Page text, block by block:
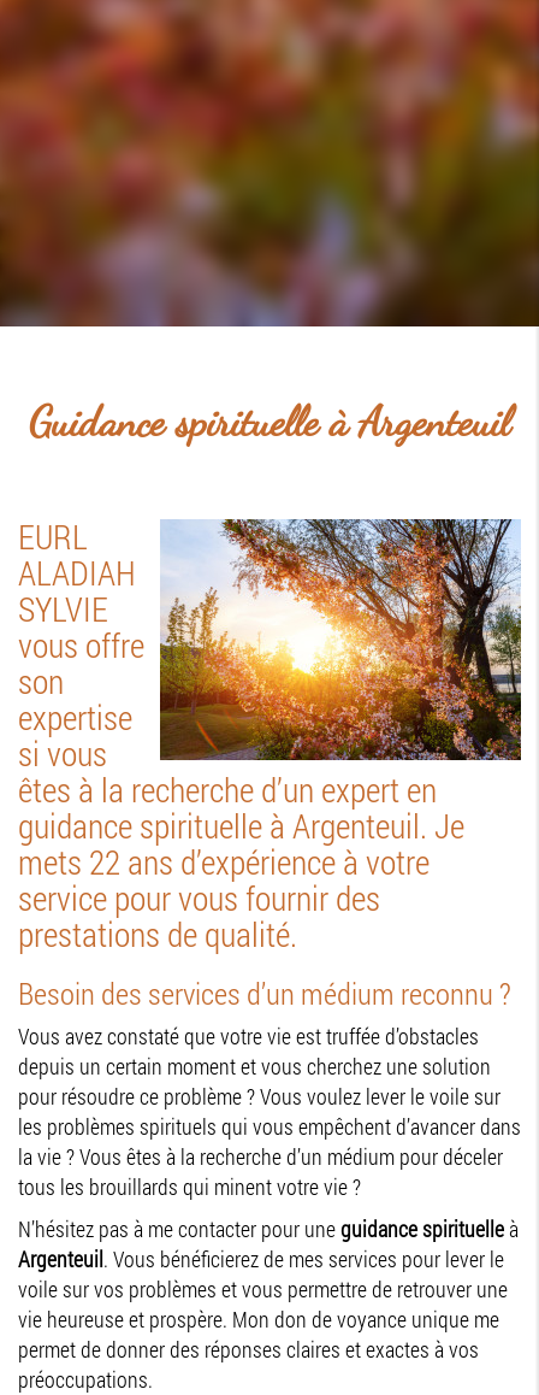
Guidance spirituelle à Argenteuil
EURL
ALADIAH
SYLVIE
vous offre
son
expertise
si vous
êtes à la recherche d’un expert en
guidance spirituelle à Argenteuil. Je
mets 22 ans d’expérience à votre
service pour vous fournir des
prestations de qualité.
Besoin des services d’un médium reconnu ?
Vous avez constaté que votre vie est truffée d’obstacles
depuis un certain moment et vous cherchez une solution
pour résoudre ce problème ? Vous voulez lever le voile sur
les problèmes spirituels qui vous empêchent d’avancer dans
la vie ? Vous êtes à la recherche d’un médium pour déceler
tous les brouillards qui minent votre vie ?
N’hésitez pas à me contacter pour uneguidance spirituelle à
Argenteuil. Vous bénéficierez de mes services pour lever le
voile sur vos problèmes et vous permettre de retrouver une
vie heureuse et prospère. Mon don de voyance unique me
permet de donner des réponses claires et exactes à vos
préoccupations.